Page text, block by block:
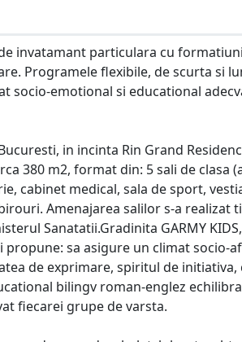
invatamant particulara cu
Programele flexibile, de scurta si
socio-emotional si educational
in incinta Rin Grand
380 m2, format din: 5 sali de clasa
cabinet medical, sala de sport,
Amenajarea salilor s-a realizat
Sanatatii.Gradinita GARMY
sa asigure un climat socio-
de exprimare, spiritul de initiativa,
bilingv roman-englez
fiecarei grupe de varsta.